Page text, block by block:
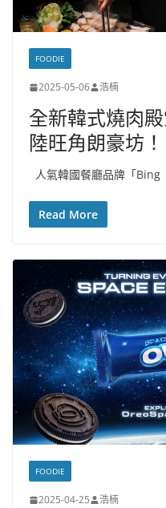
FOODIE
2025-05-06 浩楠
全新韓式燒肉殿
陸旺角朗豪坊！
人氣韓國餐廳品牌「Bing
Read More
FOODIE
2025-04-25 浩楠